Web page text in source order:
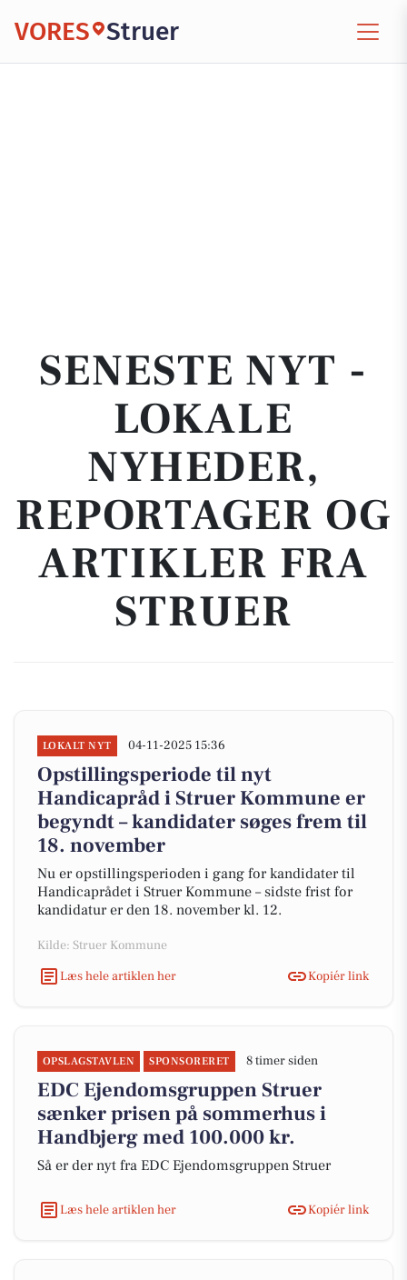
VORES Struer
SENESTE NYT -
LOKALE
NYHEDER,
REPORTAGER OG
ARTIKLER FRA
STRUER
LOKALT NYT 04-11-2025 15:36
Opstillingsperiode til nyt
Handicapråd i Struer Kommune er
begyndt – kandidater søges frem til
18. november
Nu er opstillingsperioden i gang for kandidater til
Handicaprådet i Struer Kommune – sidste frist for
kandidatur er den 18. november kl. 12.
Kilde: Struer Kommune
Læs hele artiklen her
Kopiér link
OPSLAGSTAVLEN SPONSORERET 8 timer siden
EDC Ejen­doms­grup­pen Struer
sænker prisen på sommerhus i
Handbjerg med 100.000 kr.
Så er der nyt fra EDC Ejen­doms­grup­pen Struer
Læs hele artiklen her Kopiér link